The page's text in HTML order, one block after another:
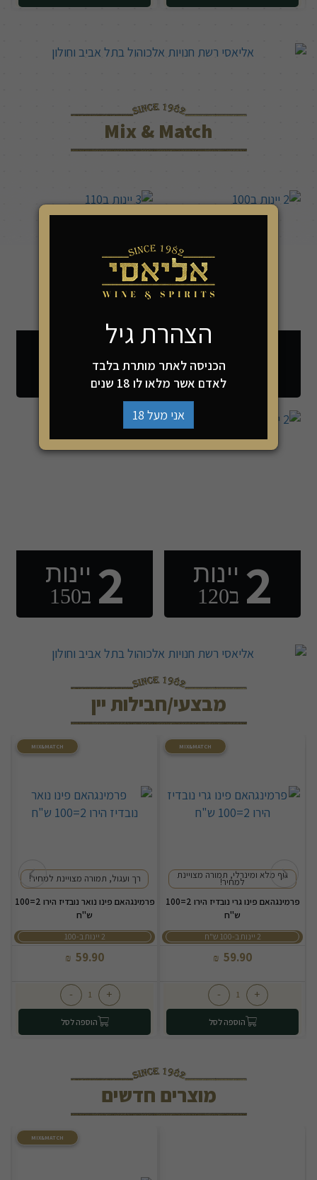
Mix & Match
3
2 יינות
ב120 2 יינות
ב150
מבצעי/חבילות יין
MIX&MATCH
גוף מלא ומינרלי, תמורה מצויינת
למחיר!
פרמינגהאם פינו גרי נובדיז הירו 2=100
ש"ח
2 יינות ב-100 ש"ח
59.90
₪
+
-
הוספה לסל
MIX&MATCH
רך ועגול, תמורה מצויינת למחיר!
פרמינגהאם פינו נואר נובדיז הירו 2=100
ש"ח
2 יינות ב-100
59.90
₪
+
-
הוספה לסל
מוצרים חדשים
MIX&MATCH
הצהרת גיל
הכניסה לאתר מותרת בלבד
לאדם אשר מלאו לו 18 שנים
אני מעל 18